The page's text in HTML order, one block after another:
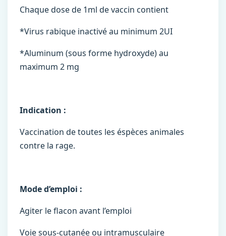
Chaque dose de 1ml de vaccin contient
*Virus rabique inactivé au minimum 2UI
*Aluminum (sous forme hydroxyde) au
maximum 2 mg
Indication :
Vaccination de toutes les éspèces animales
contre la rage.
Mode d’emploi :
Agiter le flacon avant l’emploi
Voie sous-cutanée ou intramusculaire